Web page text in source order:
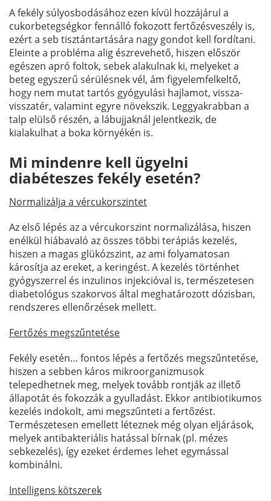
A fekély súlyosbodásához ezen kívül hozzájárul a
cukorbetegségkor fennálló fokozott fertőzésveszély is,
ezért a seb tisztántartására nagy gondot kell fordítani.
Eleinte a probléma alig észrevehető, hiszen először
egészen apró foltok, sebek alakulnak ki, melyeket a
beteg egyszerű sérülésnek vél, ám figyelemfelkeltő,
hogy nem mutat tartós gyógyulási hajlamot, vissza-
visszatér, valamint egyre növekszik. Leggyakrabban a
talp elülső részén, a lábujjaknál jelentkezik, de
kialakulhat a boka környékén is.
Mi mindenre kell ügyelni
diabéteszes fekély esetén?
Normalizálja a vércukorszintet
Az első lépés az a vércukorszint normalizálása, hiszen
enélkül hiábavaló az összes többi terápiás kezelés,
hiszen a magas glükózszint, az ami folyamatosan
károsítja az ereket, a keringést. A kezelés történhet
gyógyszerrel és inzulinos injekcióval is, természetesen
diabetológus szakorvos által meghatározott dózisban,
rendszeres ellenőrzések mellett.
Fertőzés megszűntetése
Fekély esetén… fontos lépés a fertőzés megszűntetése,
hiszen a sebben káros mikroorganizmusok
telepedhetnek meg, melyek tovább rontják az illető
állapotát és fokozzák a gyulladást. Ekkor antibiotikumos
kezelés indokolt, ami megszűnteti a fertőzést.
Természetesen emellett léteznek még olyan eljárások,
melyek antibakteriális hatással bírnak (pl. mézes
sebkezelés), így ezeket érdemes lehet egymással
kombinálni.
Intelligens kötszerek